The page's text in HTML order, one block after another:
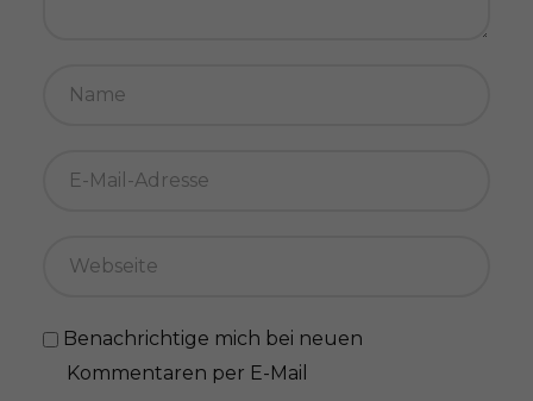
Benachrichtige mich bei neuen
Kommentaren per E-Mail